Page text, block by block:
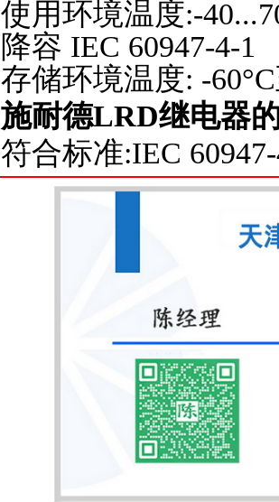
使用环境温度:-
降容 IEC 60947-4-1
存储环境温度: -
施耐德LRD继电器
符合标准:IEC